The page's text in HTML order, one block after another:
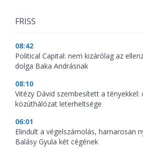
FRISS
08:42
Political Capital: nem kizárólag az
dolga Baka Andrásnak
08:10
Vitézy Dávid szembesített a tényekkel:
közúthálózat leterheltsége
06:01
Elindult a végelszámolás, hamarosan
Balásy Gyula két cégének